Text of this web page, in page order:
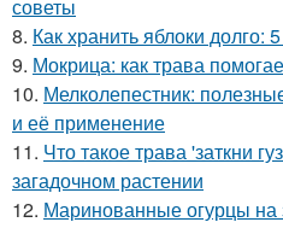
советы
8. Как хранить яблоки долго:
9. Мокрица: как трава
10. Мелколепестник:
и её применение
11. Что такое трава 'заткни
загадочном растении
12. Маринованные огурцы на